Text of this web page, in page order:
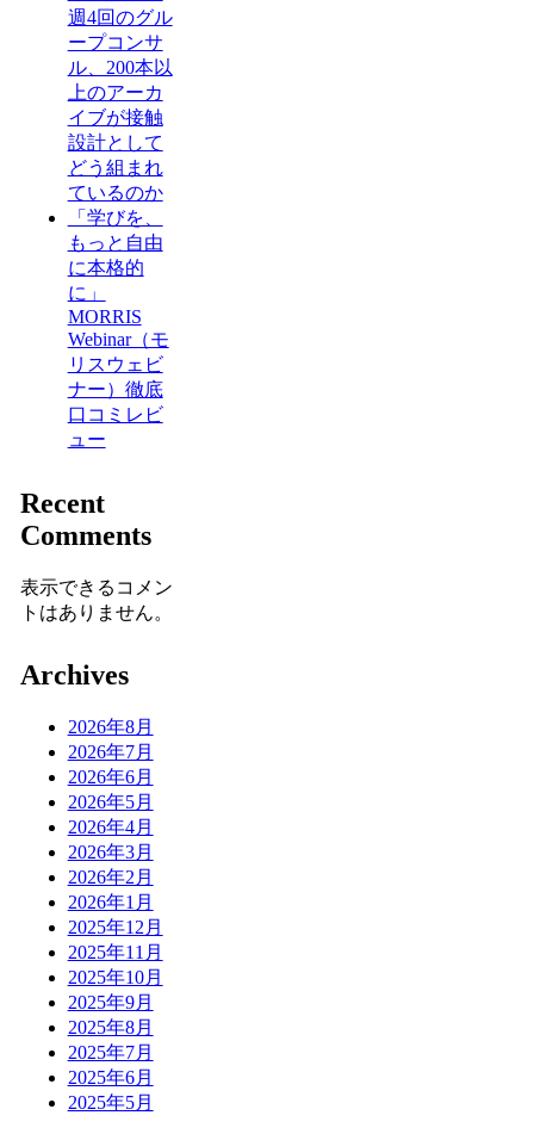
週4回のグル
ープコンサ
ル、200本以
上のアーカ
イブが接触
設計として
どう組まれ
ているのか
「学びを、
もっと自由
に本格的
に」
MORRIS
Webinar（モ
リスウェビ
ナー）徹底
口コミレビ
ュー
Recent
Comments
表示できるコメン
トはありません。
Archives
2026年8月
2026年7月
2026年6月
2026年5月
2026年4月
2026年3月
2026年2月
2026年1月
2025年12月
2025年11月
2025年10月
2025年9月
2025年8月
2025年7月
2025年6月
2025年5月